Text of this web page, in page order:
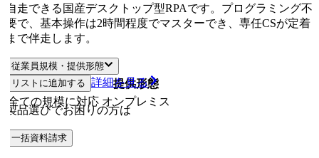
走できる国産デスクトップ型RPAです。プログラミング不
で、基本操作は2時間程度でマスターでき、専任CSが定着
で伴走します。
従業員規模・提供形態
従業員規模
提供形態
ての規模に対応 オンプレミス
リストに追加する 詳細を見る
品選びでお困りの方は
一括資料請求